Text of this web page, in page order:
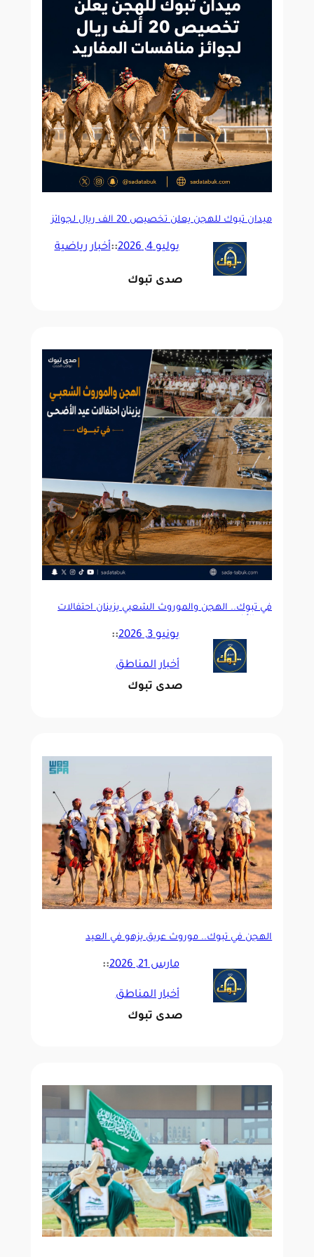
ميدان تبوك للهجن يعلن تخصيص 20 ألف ريال لجوائز
يوليو 4, 2026 ::أخبار رياضية
صدى تبوك
في تبوك.. الهجن والموروث الشعبي يزينان احتفالات
يونيو 3, 2026 ::
أخبار المناطق
صدى تبوك
الهجن في تبوك.. موروث عريق يزهو في العيد
مارس 21, 2026 ::
أخبار المناطق
صدى تبوك